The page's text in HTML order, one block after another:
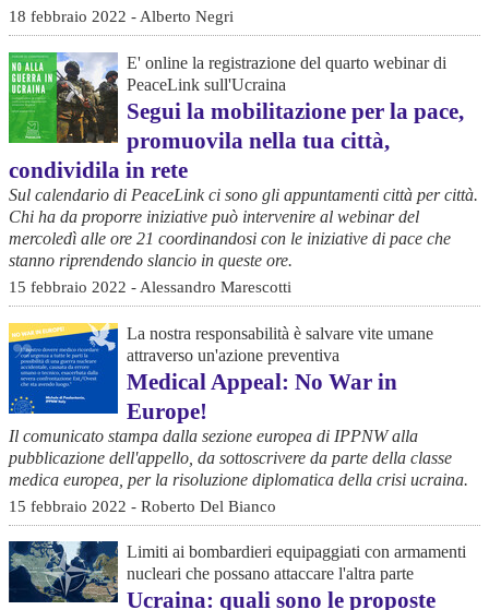
18 febbraio 2022 - Alberto Negri
E' online la registrazione del quarto webinar di
PeaceLink sull'Ucraina
Segui la mobilitazione per la pace,
promuovila nella tua città,
condividila in rete
Sul calendario di PeaceLink ci sono gli appuntamenti città per città.
Chi ha da proporre iniziative può intervenire al webinar del
mercoledì alle ore 21 coordinandosi con le iniziative di pace che
stanno riprendendo slancio in queste ore.
15 febbraio 2022 - Alessandro Marescotti
La nostra responsabilità è salvare vite umane
attraverso un'azione preventiva
Medical Appeal: No War in
Europe!
Il comunicato stampa dalla sezione europea di IPPNW alla
pubblicazione dell'appello, da sottoscrivere da parte della classe
medica europea, per la risoluzione diplomatica della crisi ucraina.
15 febbraio 2022 - Roberto Del Bianco
Limiti ai bombardieri equipaggiati con armamenti
nucleari che possano attaccare l'altra parte
Ucraina: quali sono le proposte